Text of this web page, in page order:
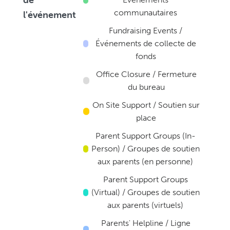
l'événement
communautaires
Fundraising Events /
Événements de collecte de
fonds
Office Closure / Fermeture
du bureau
On Site Support / Soutien sur
place
Parent Support Groups (In-
Person) / Groupes de soutien
aux parents (en personne)
Parent Support Groups
(Virtual) / Groupes de soutien
aux parents (virtuels)
Parents' Helpline / Ligne